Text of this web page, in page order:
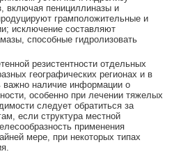
включая пенициллиназы и
грамположительные и
исключение составляют
способные гидролизовать
резистентности отдельных
географических регионах и в
важно наличие информации о
особенно при лечении тяжелых
следует обратиться за
если структура местной
применения
мере, при некоторых типах